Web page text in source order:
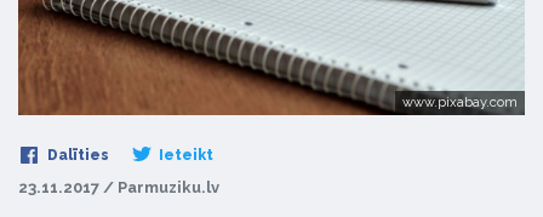
www.pixabay.com
Dalīties Ieteikt
23.11.2017 / Parmuziku.lv